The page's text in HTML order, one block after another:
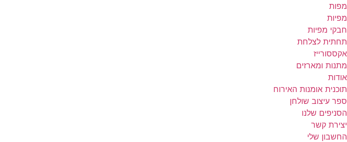
מפות
מפיות
חבקי מפיות
תחתית לצלחת
אקססורייז
מתנות ומארזים
אודות
תוכנית אומנות האירוח
ספר עיצוב שולחן
הסניפים שלנו
יצירת קשר
החשבון שלי